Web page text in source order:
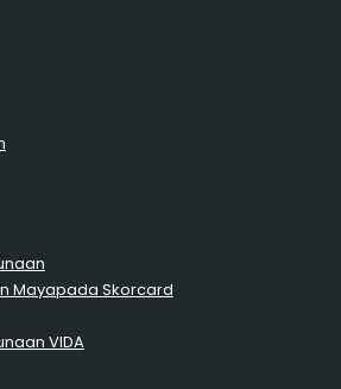
Mayapada Skorcard
VIDA